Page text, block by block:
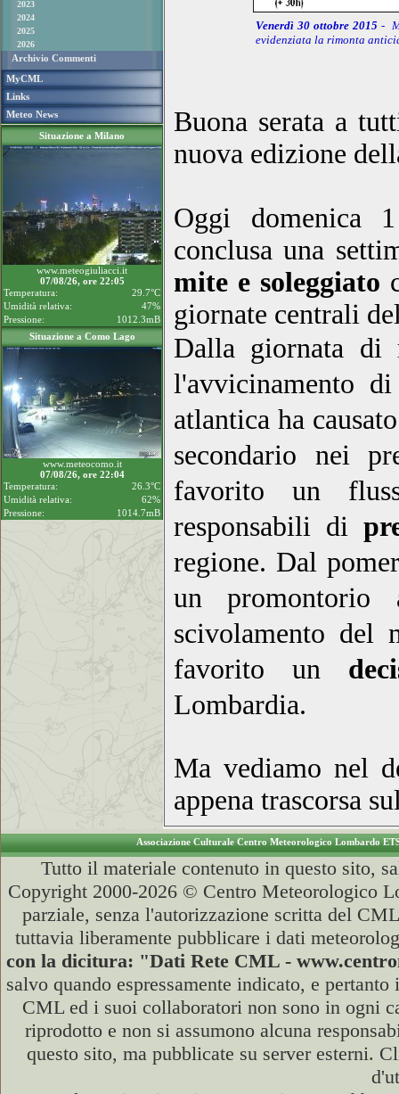
2023
2024
2025
2026
Archivio Commenti
MyCML
Links
Meteo News
Situazione a Milano
www.meteogiuliacci.it
07/08/26, ore 22:05
Temperatura:
29.7°C
Umidità relativa:
47%
Pressione:
1012.3mB
Situazione a Como Lago
www.meteocomo.it
07/08/26, ore 22:04
Temperatura:
26.3°C
Umidità relativa:
62%
Pressione:
1014.7mB
Venerdì 30 ottobre 2015 -
evidenziata la rimonta
Buona serata a
nuova edizione
Oggi domenica
conclusa una
mite e soleggiato
giornate centrali
Dalla giornata di
l'avvicinamento
atlantica ha
secondario nei
favorito un
responsabili di
regione. Dal
un
scivolamento del
favorito un
Lombardia.
Ma vediamo nel
appena trascorsa
Associazione Culturale Centro Meteorologico Lombardo
Tutto il materiale contenuto in questo sito,
Copyright 2000-2026 © Centro Meteorologico
parziale, senza l'autorizzazione scritta del
tuttavia liberamente pubblicare i dati
con la dicitura: "Dati Rete CML -
salvo quando espressamente indicato, e
CML ed i suoi collaboratori non sono in ogni
riprodotto e non si assumono alcuna
questo sito, ma pubblicate su server esterni.